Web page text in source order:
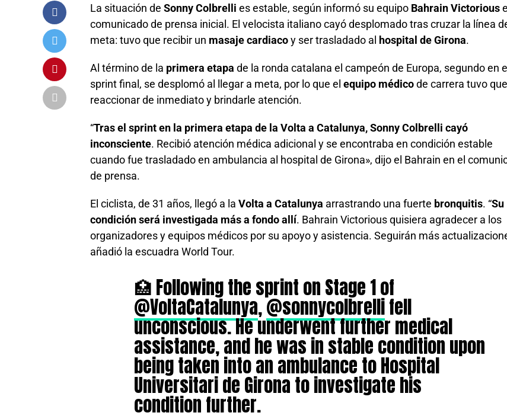
La situación de Sonny Colbrelli es estable, según informó su equipo Bahrain Victorious
comunicado de prensa inicial. El velocista italiano cayó desplomado tras cruzar la línea
meta: tuvo que recibir un masaje cardiaco y ser trasladado al hospital de Girona.
Al término de la primera etapa de la ronda catalana el campeón de Europa, segundo en el
sprint final, se desplomó al llegar a meta, por lo que el equipo médico de carrera tuvo que
reaccionar de inmediato y brindarle atención.
“Tras el sprint en la primera etapa de la Volta a Catalunya, Sonny Colbrelli cayó
inconsciente. Recibió atención médica adicional y se encontraba en condición estable
cuando fue trasladado en ambulancia al hospital de Girona», dijo el Bahrain en el
de prensa.
El ciclista, de 31 años, llegó a la Volta a Catalunya arrastrando una fuerte bronquitis. “Su
condición será investigada más a fondo allí. Bahrain Victorious quisiera agradecer a los
organizadores y equipos médicos por su apoyo y asistencia. Seguirán más
añadió la escuadra World Tour.
🏥 Following the sprint on Stage 1 of
@VoltaCatalunya,@sonnycolbrellifell
unconscious. He underwent further medical
assistance, and he was in stable condition upon
being taken into an ambulance to Hospital
Universitari de Girona to investigate his
condition further.